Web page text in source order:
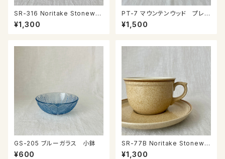
SR-316 Noritake Stonewar
e カップ＆ソーサー
¥1,300
PT-7 マウンテンウッド プレー
ト
¥1,500
GS-205 ブルーガラス 小鉢
¥600
SR-77B Noritake Stonewar
e カップ＆ソーサー
¥1,300